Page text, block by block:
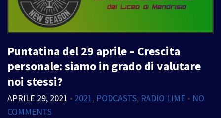
Puntatina del 29 aprile – Crescita
personale: siamo in grado di valutare
noi stessi?
APRILE 29, 2021 • 2021, PODCASTS, RADIO LIME • NO
COMMENTS